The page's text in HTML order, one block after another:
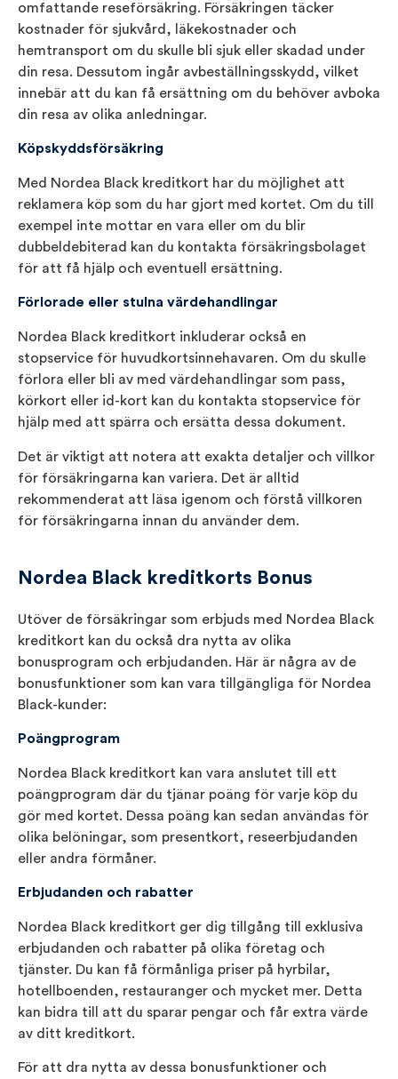
omfattande reseförsäkring. Försäkringen täcker
kostnader för sjukvård, läkekostnader och
hemtransport om du skulle bli sjuk eller skadad under
din resa. Dessutom ingår avbeställningsskydd, vilket
innebär att du kan få ersättning om du behöver avboka
din resa av olika anledningar.
Köpskyddsförsäkring
Med Nordea Black kreditkort har du möjlighet att
reklamera köp som du har gjort med kortet. Om du till
exempel inte mottar en vara eller om du blir
dubbeldebiterad kan du kontakta försäkringsbolaget
för att få hjälp och eventuell ersättning.
Förlorade eller stulna värdehandlingar
Nordea Black kreditkort inkluderar också en
stopservice för huvudkortsinnehavaren. Om du skulle
förlora eller bli av med värdehandlingar som pass,
körkort eller id-kort kan du kontakta stopservice för
hjälp med att spärra och ersätta dessa dokument.
Det är viktigt att notera att exakta detaljer och villkor
för försäkringarna kan variera. Det är alltid
rekommenderat att läsa igenom och förstå villkoren
för försäkringarna innan du använder dem.
Nordea Black kreditkorts Bonus
Utöver de försäkringar som erbjuds med Nordea Black
kreditkort kan du också dra nytta av olika
bonusprogram och erbjudanden. Här är några av de
bonusfunktioner som kan vara tillgängliga för Nordea
Black-kunder:
Poängprogram
Nordea Black kreditkort kan vara anslutet till ett
poängprogram där du tjänar poäng för varje köp du
gör med kortet. Dessa poäng kan sedan användas för
olika belöningar, som presentkort, reseerbjudanden
eller andra förmåner.
Erbjudanden och rabatter
Nordea Black kreditkort ger dig tillgång till exklusiva
erbjudanden och rabatter på olika företag och
tjänster. Du kan få förmånliga priser på hyrbilar,
hotellboenden, restauranger och mycket mer. Detta
kan bidra till att du sparar pengar och får extra värde
av ditt kreditkort.
För att dra nytta av dessa bonusfunktioner och